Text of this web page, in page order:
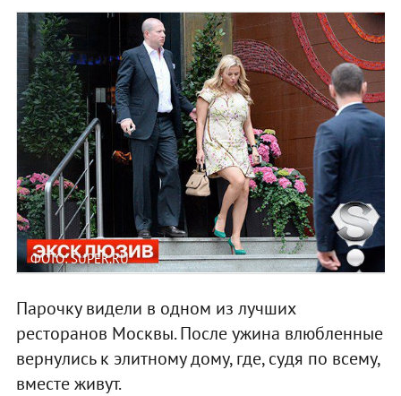
ФОТО: SUPER.RU
Парочку видели в одном из лучших
ресторанов Москвы. После ужина влюбленные
вернулись к элитному дому, где, судя по всему,
вместе живут.